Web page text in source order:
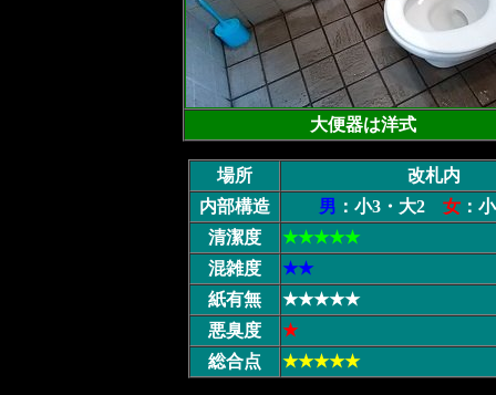
大便器は洋式
場所
改札内
内部構造
男 ：小3・大2 女 ：
清潔度
★★★★★
混雑度
★★
紙有無
★★★★★
悪臭度
★
総合点
★★★★★